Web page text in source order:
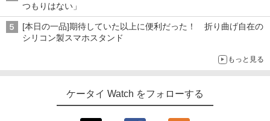
つもりはない」
[本日の一品]期待していた以上に便利だった！ 折り曲げ自在の
シリコン製スマホスタンド
もっと見る
ケータイ Watch をフォローする